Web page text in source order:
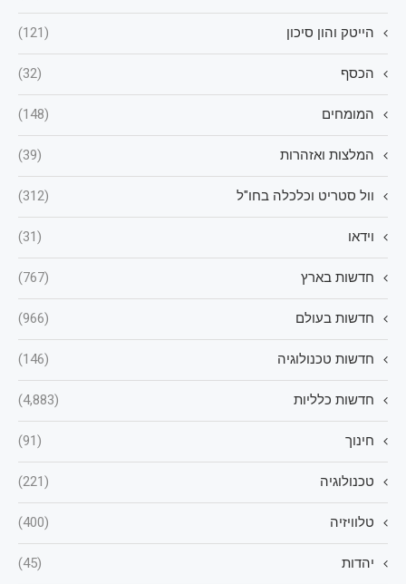
הייטק והון סיכון (121)
הכסף (32)
המומחים (148)
המלצות ואזהרות (39)
וול סטריט וכלכלה בחו"ל (312)
וידאו (31)
חדשות בארץ (767)
חדשות בעולם (966)
חדשות טכנולוגיה (146)
חדשות כלליות (4,883)
חינוך (91)
טכנולוגיה (221)
טלוויזיה (400)
יהדות (45)